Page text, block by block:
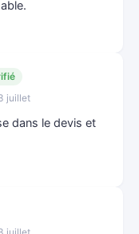
juillet
dans le devis et